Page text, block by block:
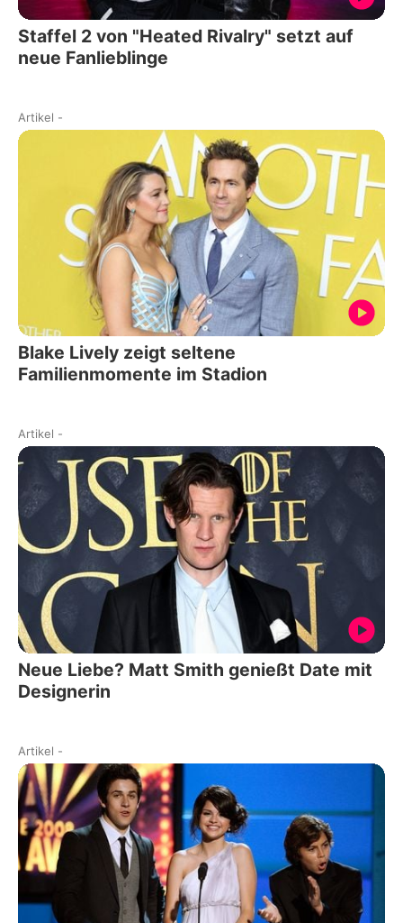
Staffel 2 von "Heated Rivalry" setzt auf
neue Fanlieblinge
Artikel -
Blake Lively zeigt seltene
Familienmomente im Stadion
Artikel -
Neue Liebe? Matt Smith genießt Date mit
Designerin
Artikel -